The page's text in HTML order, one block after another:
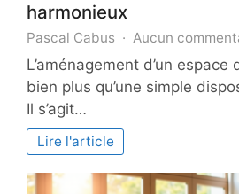
harmonieux
Pascal Cabus Aucun
L’aménagement d’un
bien plus qu’une simple
Il s’agit…
Lire l'article